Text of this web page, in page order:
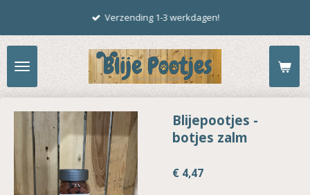
naar
de
hoofdinhoud
Verzending 1-3 werkdagen!
Blijepootjes -
botjes zalm
€ 4,47